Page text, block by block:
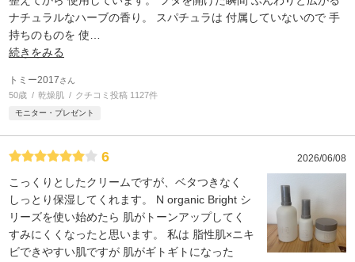
ナチュラルなハーブの香り。 スパチュラは 付属していないので 手
持ちのものを 使…
続きをみる
トミー2017さん
50歳 乾燥肌 クチコミ投稿 1127件
モニター・プレゼント
6 2026/06/08
こっくりとしたクリームですが、ベタつきなく
しっとり保湿してくれます。 N organic Bright シ
リーズを使い始めたら 肌がトーンアップしてく
すみにくくなったと思います。 私は 脂性肌×ニキ
ビできやすい肌ですが 肌がギトギトになった